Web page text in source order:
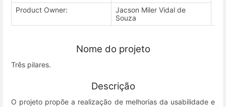
Product Owner:
Jacson Miler Vidal de
Souza
Nome do projeto
Três pilares.
Descrição
O projeto propõe a realização de melhorias da usabilidade e